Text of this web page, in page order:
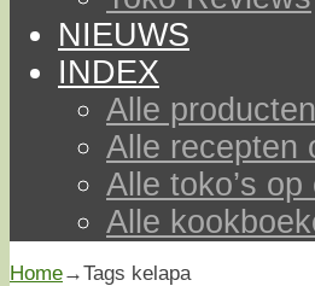
NIEUWS
INDEX
Alle
Alle recepten
Alle toko’s
Alle
Home→Tags kelapa